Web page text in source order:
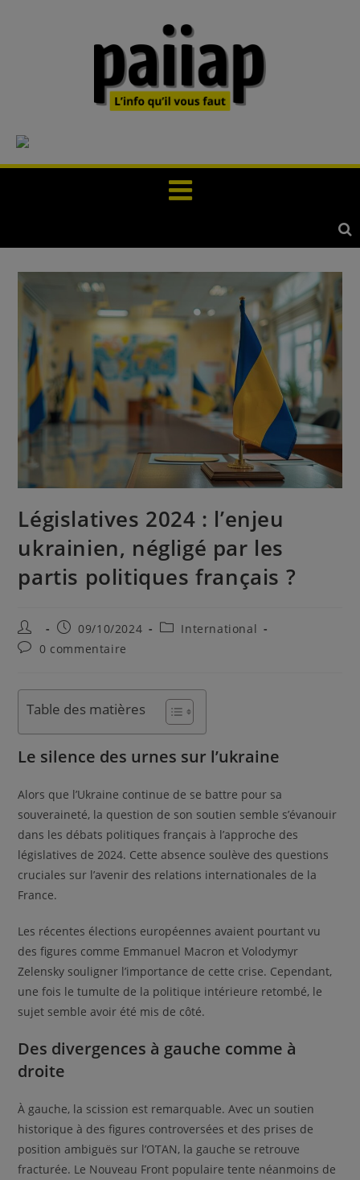
Législatives 2024 : l’enjeu
ukrainien, négligé par les
partis politiques français ?
09/10/2024
International
0 commentaire
Table des matières
Le silence des urnes sur l’ukraine
Alors que l’Ukraine continue de se battre pour sa
souveraineté, la question de son soutien semble s’évanouir
dans les débats politiques français à l’approche des
législatives de 2024. Cette absence soulève des questions
cruciales sur l’avenir des relations internationales de la
France.
Les récentes élections européennes avaient pourtant vu
des figures comme Emmanuel Macron et Volodymyr
Zelensky souligner l’importance de cette crise. Cependant,
une fois le tumulte de la politique intérieure retombé, le
sujet semble avoir été mis de côté.
Des divergences à gauche comme à
droite
À gauche, la scission est remarquable. Avec un soutien
historique à des figures controversées et des prises de
position ambiguës sur l’OTAN, la gauche se retrouve
fracturée. Le Nouveau Front populaire tente néanmoins de